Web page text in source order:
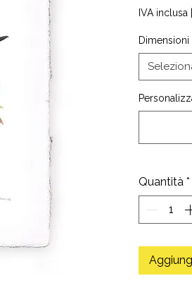
IVA inclusa
Dimensioni
Quantità *